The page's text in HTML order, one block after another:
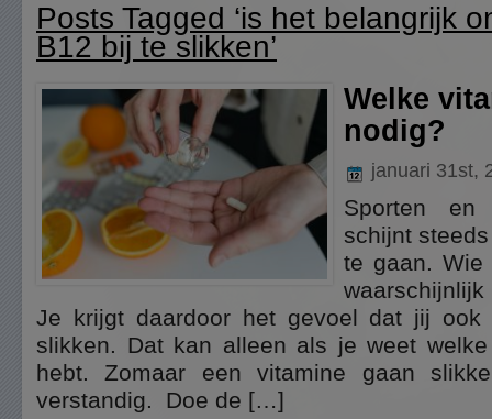
DISCLAIMER ADVERTEREN CONTACT PRIVACY
Posts Tagged ‘is het belangrijk
B12 bij te slikken’
Welke
nodig?
januari 31st,
Sporten en
schijnt
te gaan.
Je krijgt daardoor het gevoel dat jij ook
slikken. Dat kan alleen als je weet
hebt. Zomaar een vitamine gaan
verstandig. Doe de […]